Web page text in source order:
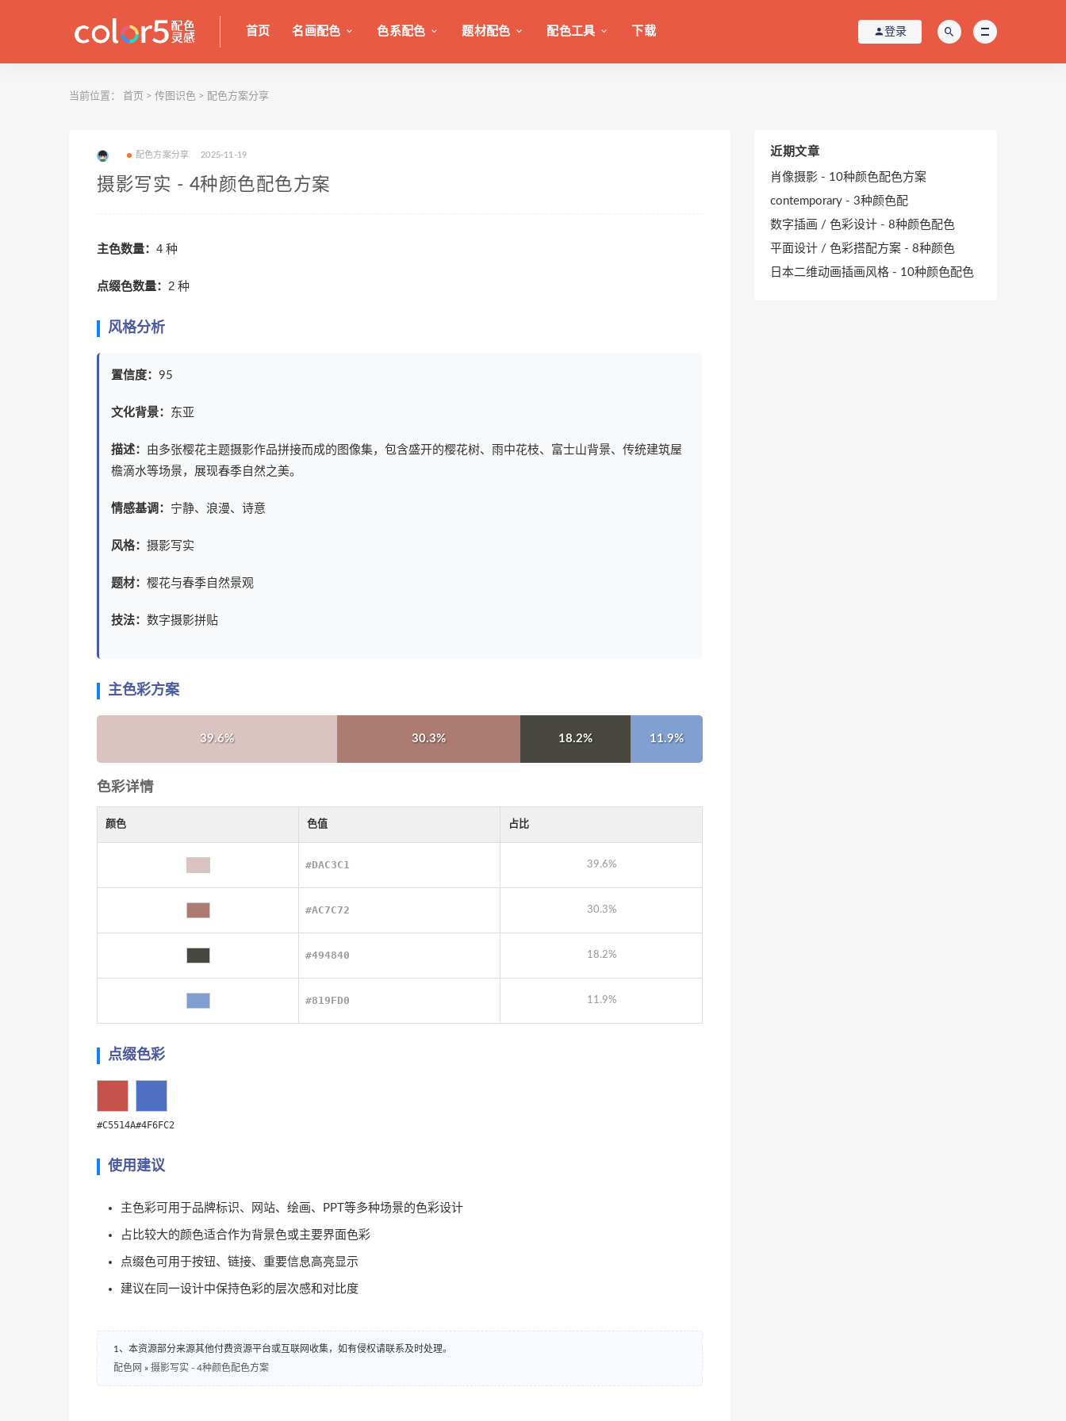
首页 名画配色 色系配色 题材配色 配色工具 下载 登录
当前位置： 首页 > 传图识色 > 配色方案分享
配色方案分享 2025-11-19
摄影写实 - 4种颜色配色方案
主色数量： 4 种
点缀色数量： 2 种
风格分析
置信度： 95
文化背景： 东亚
描述：
由多张樱花主题摄影作品拼接而成的图像集，包含盛开的樱花树、雨中花枝、富士山背景、传统建筑屋
檐滴水等场景，展现春季自然之美。
情感基调： 宁静、浪漫、诗意
风格： 摄影写实
题材： 樱花与春季自然景观
技法： 数字摄影拼贴
主色彩方案
39.6% 30.3% 18.2% 11.9%
色彩详情
颜色 色值 占比
#DAC3C1 39.6%
#AC7C72 30.3%
#494840 18.2%
#819FD0 11.9%
点缀色彩
#C5514A#4F6FC2
使用建议
主色彩可用于品牌标识、网站、绘画、PPT等多种场景的色彩设计
占比较大的颜色适合作为背景色或主要界面色彩
点缀色可用于按钮、链接、重要信息高亮显示
建议在同一设计中保持色彩的层次感和对比度
1、本资源部分来源其他付费资源平台或互联网收集，如有侵权请联系及时处理。
配色网 » 摄影写实 - 4种颜色配色方案
近期文章
肖像摄影 - 10种颜色配色方案
contemporary - 3种颜色配
数字插画 / 色彩设计 - 8种颜色配色
平面设计 / 色彩搭配方案 - 8种颜色
日本二维动画插画风格 - 10种颜色配色